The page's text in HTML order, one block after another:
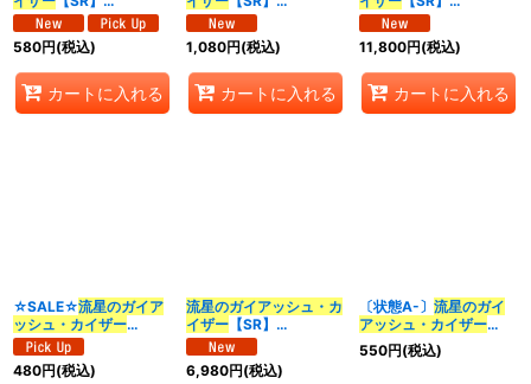
{26SD1L7/12}《多》
580円(税込)
カートに入れる
{26SD1H1☆/16}《多》
1,080円(税込)
カートに入れる
{26SD1H1秘/16}《多》
11,800円(税込)
カートに入れる
☆SALE☆流星のガイア
ッシュ・カイザー
【SR】{26SD1A7/16}
《多》
480円(税込)
流星のガイアッシュ・カ
イザー【SR】
{25EX3STR5/STR5}
《多》
6,980円(税込)
〔状態A-〕 流星のガイ
アッシュ・カイザー
【SR】{26SD1A7/16}
《多》
550円(税込)